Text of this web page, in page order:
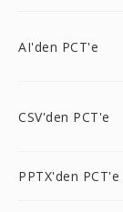
AI'den PCT'e
CSV'den PCT'e
PPTX'den PCT'e